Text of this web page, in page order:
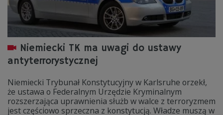
Niemiecki TK ma uwagi do ustawy
antyterrorystycznej
Niemiecki Trybunał Konstytucyjny w Karlsruhe orzekł,
że ustawa o Federalnym Urzędzie Kryminalnym
rozszerzająca uprawnienia służb w walce z terroryzmem
jest częściowo sprzeczna z konstytucją. Władze muszą w